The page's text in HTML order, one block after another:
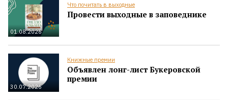
01.08.2026
Что почитать в выходные
Провести выходные в заповеднике
30.07.2026
Книжные премии
Объявлен лонг-лист Букеровской
премии